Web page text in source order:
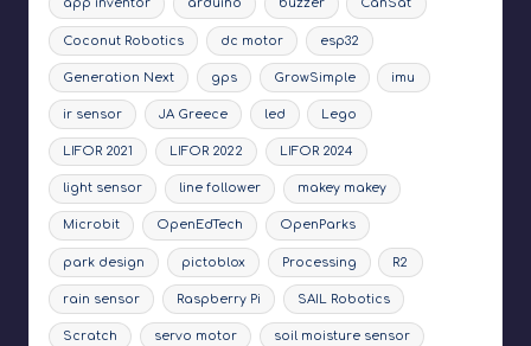
app inventor arduino buzzer CanSat
Coconut Robotics dc motor esp32
Generation Next gps GrowSimple imu
ir sensor JA Greece led Lego
LIFOR 2021 LIFOR 2022 LIFOR 2024
light sensor line follower makey makey
Microbit OpenEdTech OpenParks
park design pictoblox Processing R2
rain sensor Raspberry Pi SAIL Robotics
Scratch servo motor soil moisture sensor